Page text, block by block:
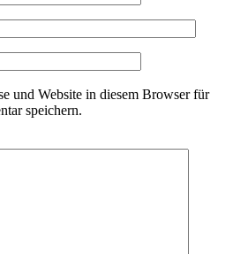
und Website in diesem Browser für
speichern.